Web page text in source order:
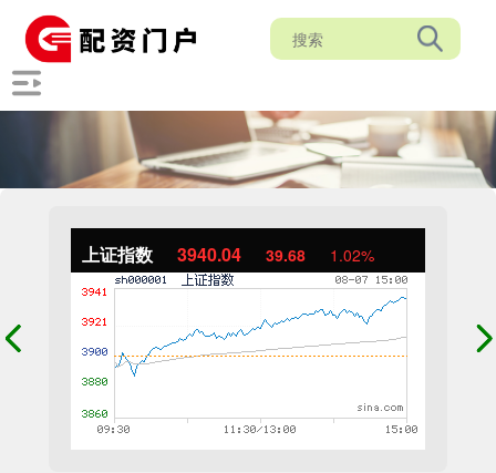
上证指数 3940.04 39.68 1.02%